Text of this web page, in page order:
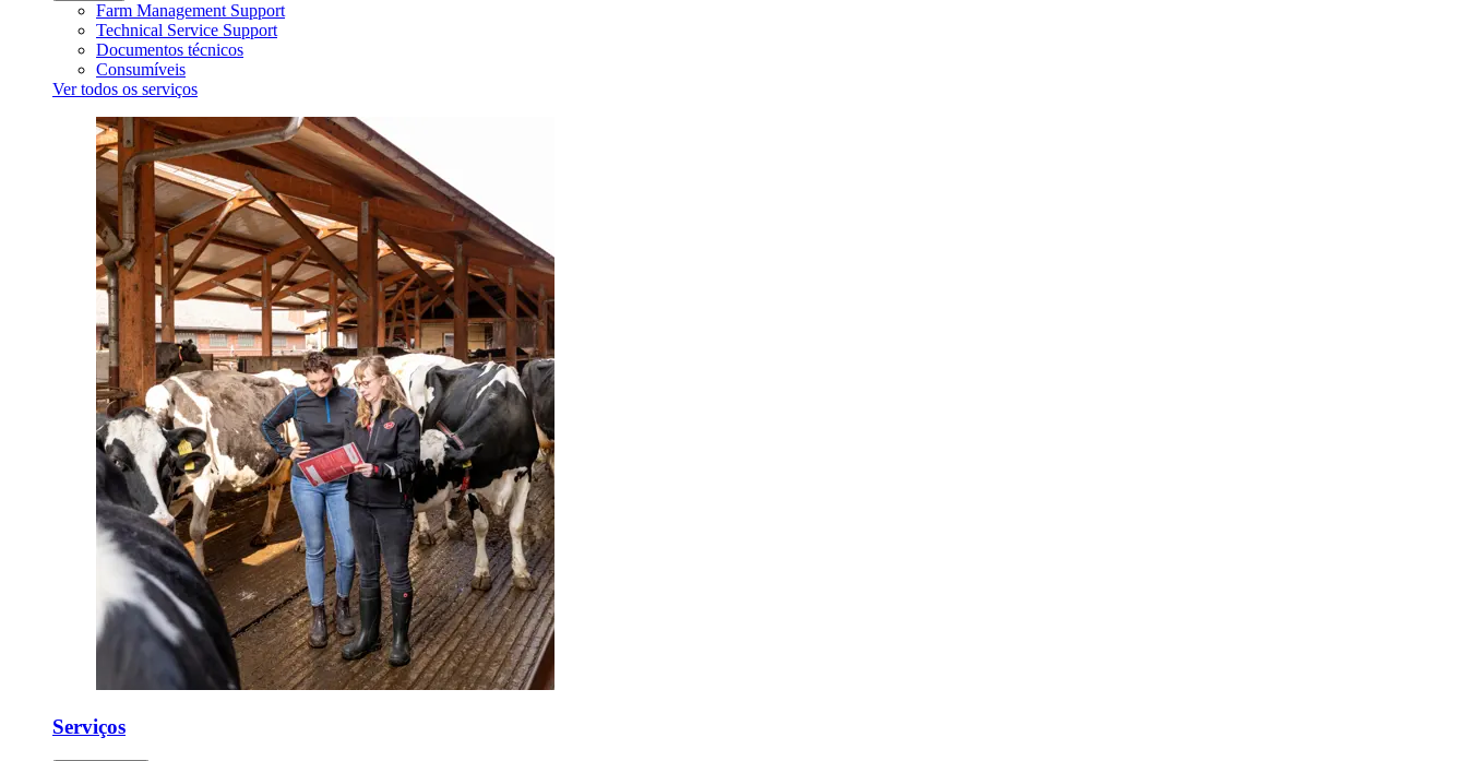
Farm Management Support
Technical Service Support
Documentos técnicos
Consumíveis
Ver todos os serviços
Serviços